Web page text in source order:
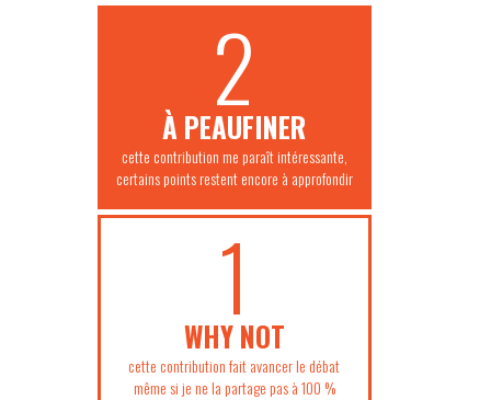
2
À PEAUFINER
cette contribution me paraît intéressante,
certains points restent encore à approfondir
1
WHY NOT
cette contribution fait avancer le débat
même si je ne la partage pas à 100 %